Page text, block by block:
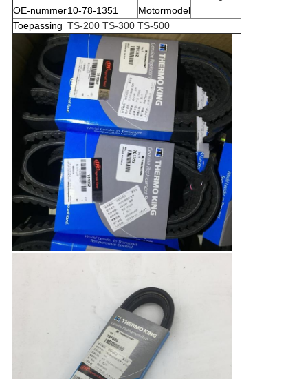
OE-nummer10-78-1351
Motormodel
Toepassing TS-200 TS-300 TS-500